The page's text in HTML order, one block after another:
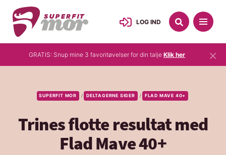
LOG IND
GRATIS: Snup mine 3 favoritøvelser for din talje Klik her ×
SUPERFIT MOR / DELTAGERNE SIGER / FLAD MAVE 40+
Trines flotte resultat med
Flad Mave 40+